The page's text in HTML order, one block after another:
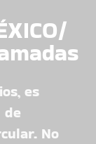
es
de
No